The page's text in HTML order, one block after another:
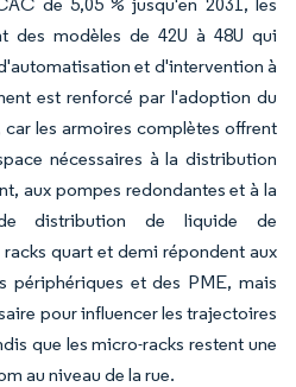
des modèles de 42U à 48U qui
et d'intervention à
est renforcé par l'adoption du
les armoires complètes offrent
nécessaires à la distribution
aux pompes redondantes et à la
distribution de liquide de
quart et demi répondent aux
périphériques et des PME, mais
pour influencer les trajectoires
que les micro-racks restent une
au niveau de la rue.